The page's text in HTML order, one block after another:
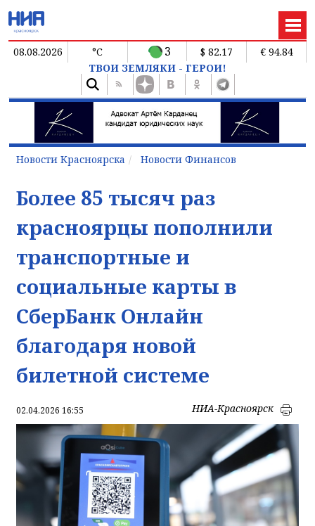
08.08.2026 °C 3 $ 82.17
€ 94.84
ТВОИ ЗЕМЛЯКИ - ГЕРОИ!
Новости Красноярска Новости Финансов
Более 85 тысяч раз
красноярцы пополнили
транспортные и
социальные карты в
СберБанк Онлайн
благодаря новой
билетной системе
02.04.2026 16:55 НИА-Красноярск